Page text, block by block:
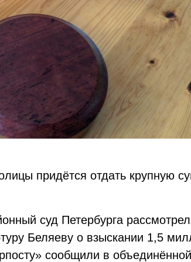
придётся отдать крупную
суд Петербурга
Беляеву о взыскании 1,5
сообщили в